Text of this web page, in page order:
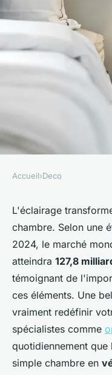
Découvrez
idéale pour
Luna•3 janvier 2026•8
Accueil›Deco
L'éclairage
chambre. Selon une
2024, le marché
atteindra 127,8
témoignant de
ces éléments. Une
vraiment redéfinir
spécialistes comme
quotidiennement
simple chambre en